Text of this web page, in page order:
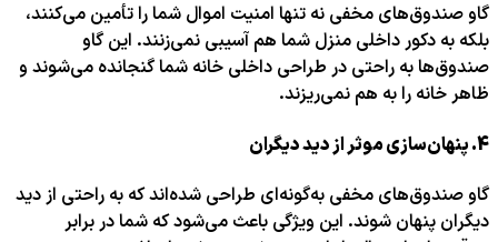
گاو صندوق‌های مخفی نه تنها امنیت اموال شما را تأمین می‌کنند،
بلکه به دکور داخلی منزل شما هم آسیبی نمی‌زنند. این گاو
صندوق‌ها به راحتی در طراحی داخلی خانه شما گنجانده می‌شوند و
ظاهر خانه را به هم نمی‌ریزند.
4. پنهان‌سازی موثر از دید دیگران
گاو صندوق‌های مخفی به‌گونه‌ای طراحی شده‌اند که به راحتی از دید
دیگران پنهان شوند. این ویژگی باعث می‌شود که شما در برابر